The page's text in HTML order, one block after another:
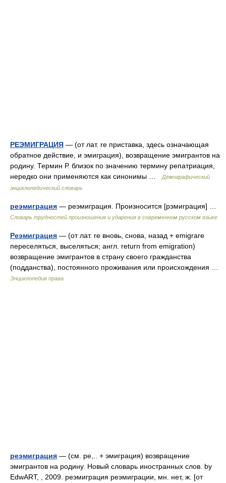
РЕЭМИГРАЦИЯ — (от лат. rе приставка, здесь означающая
обратное действие, и эмиграция), возвращение эмигрантов на
родину. Термин Р. близок по значению термину репатриация,
нередко они применяются как синонимы …
Демографический
энциклопедический словарь
реэмиграция — реэмиграция. Произносится [рэмиграция] …
Словарь трудностей произношения и ударения в современном русском языке
Реэмиграция — (от лат. re вновь, снова, назад + emigrare
переселяться, выселяться; англ. return from emigration)
возвращение эмигрантов в страну своего гражданства
(подданства), постоянного проживания или происхождения …
Энциклопедия права
реэмиграция — (см. ре,.. + эмиграция) возвращение
эмигрантов на родину. Новый словарь иностранных слов. by
EdwART, , 2009. реэмиграция реэмиграции, мн. нет, ж. [от